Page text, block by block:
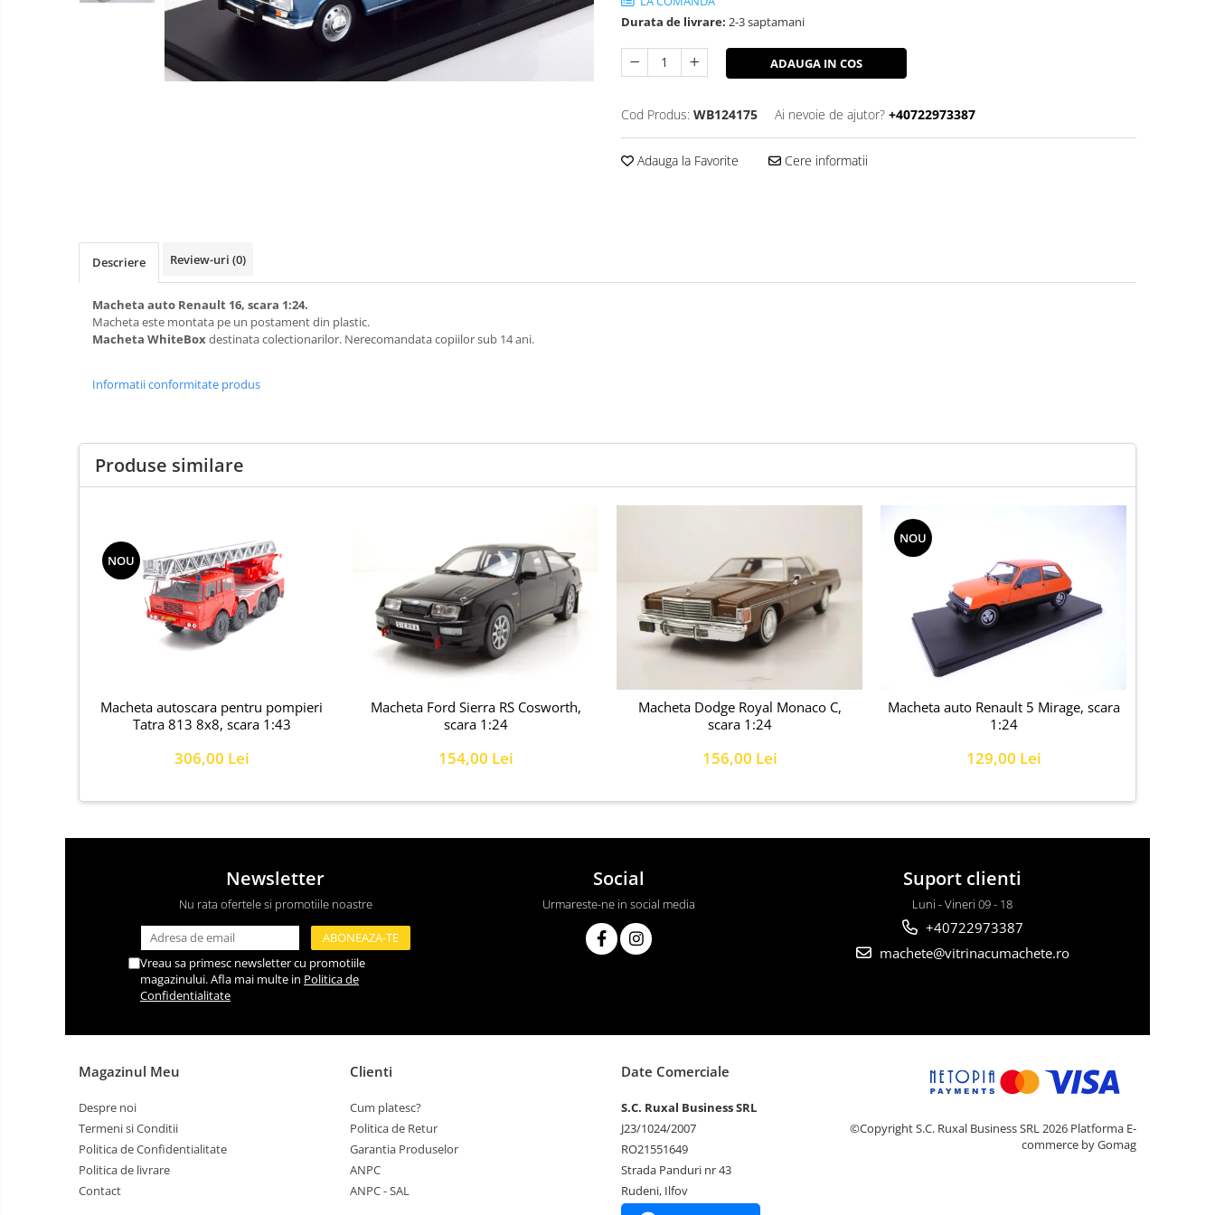
militare
Machete
autoturisme
Machete
motociclete
Durata de livrare: 2-3 saptamani
ADAUGA IN COS
Cod Produs: WB124175 Ai nevoie de ajutor? +40722973387
Adauga la Favorite Cere informatii
Descriere Review-uri (0)
Macheta auto Renault 16, scara 1:24.
Macheta este montata pe un postament din plastic.
Macheta WhiteBoxdestinata colectionarilor. Nerecomandata copiilor sub 14 ani.
Informatii conformitate produs
Produse similare
NOU
Macheta autoscara pentru pompieri
Tatra 813 8x8, scara 1:43
306,00 Lei
Macheta Ford Sierra RS Cosworth,
scara 1:24
154,00 Lei
Macheta Dodge Royal Monaco C,
scara 1:24
156,00 Lei
NOU
Macheta auto Renault 5 Mirage, scara
1:24
129,00 Lei
Newsletter
Nu rata ofertele si promotiile noastre
Vreau sa primesc newsletter cu promotiile
magazinului. Afla mai multe in Politica de
Confidentialitate
Social
Urmareste-ne in social media
Suport clienti
Luni - Vineri 09 - 18
+40722973387
machete@vitrinacumachete.ro
Magazinul Meu
Despre noi
Termeni si Conditii
Politica de Confidentialitate
Politica de livrare
Contact
Clienti
Cum platesc?
Politica de Retur
Garantia Produselor
ANPC
ANPC - SAL
Date Comerciale
S.C. Ruxal Business SRL
J23/1024/2007
RO21551649
Strada Panduri nr 43
Rudeni, Ilfov
©Copyright S.C. Ruxal Business SRL 2026 Platforma E-
commerce by Gomag